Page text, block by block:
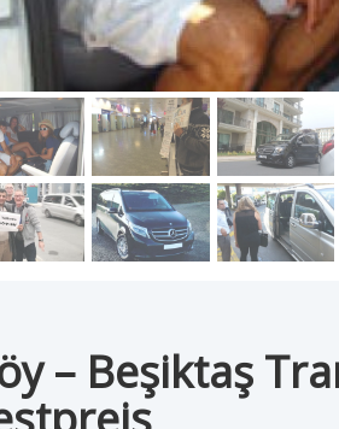
– Beşiktaş